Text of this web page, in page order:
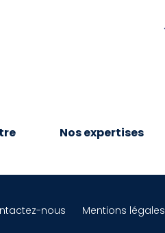
Nos expertises
nous Mentions légales